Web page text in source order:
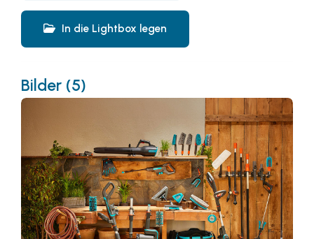
In die Lightbox legen
Bilder (5)